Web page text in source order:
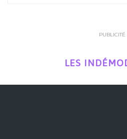
PUBLICITÉ
LES